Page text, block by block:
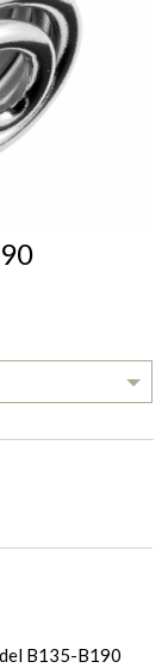
B135-B190